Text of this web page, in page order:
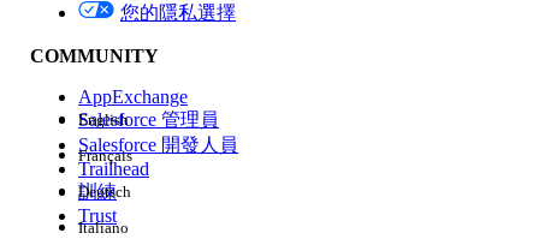
版本
經驗
您的隱私選擇
COMMUNITY
AppExchange
Salesforce 管理員
Salesforce 開發人員
Trailhead
訓練
Trust
English
Français
Deutsch
Italiano